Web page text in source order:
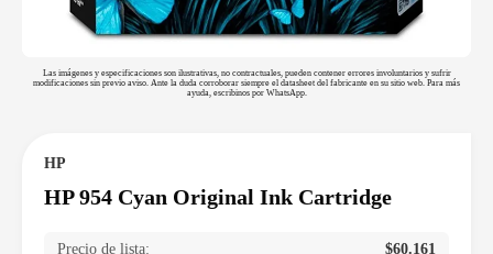
Las imágenes y especificaciones son ilustrativas, no contractuales, pueden contener errores involuntarios y sufrir
modificaciones sin previo aviso. Ante la duda corroborar siempre el datasheet del fabricante en su sitio web. Para más
ayuda, escribinos por WhatsApp.
HP
HP 954 Cyan Original Ink Cartridge
Precio de lista: $60.161